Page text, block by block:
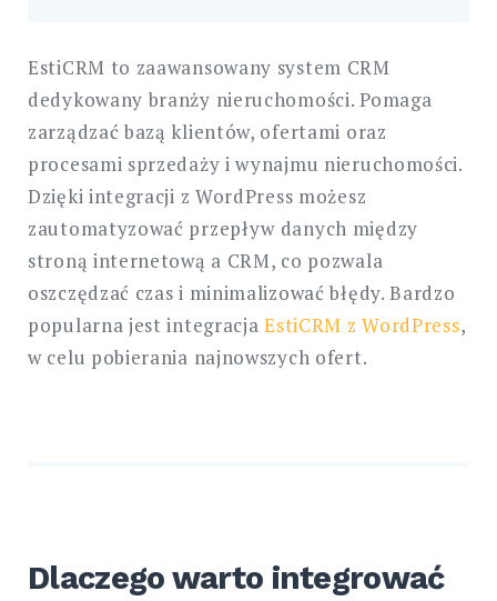
EstiCRM to zaawansowany system CRM
dedykowany branży nieruchomości. Pomaga
zarządzać bazą klientów, ofertami oraz
procesami sprzedaży i wynajmu nieruchomości.
Dzięki integracji z WordPress możesz
zautomatyzować przepływ danych między
stroną internetową a CRM, co pozwala
oszczędzać czas i minimalizować błędy. Bardzo
popularna jest integracjaEstiCRM z WordPress,
w celu pobierania najnowszych ofert.
Dlaczego warto integrować